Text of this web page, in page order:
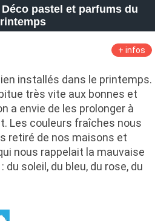
pastel et parfums du
+ infos
installés dans le printemps.
très vite aux bonnes et
a envie de les prolonger à
Les couleurs fraîches nous
retiré de nos maisons et
nous rappelait la mauvaise
soleil, du bleu, du rose, du